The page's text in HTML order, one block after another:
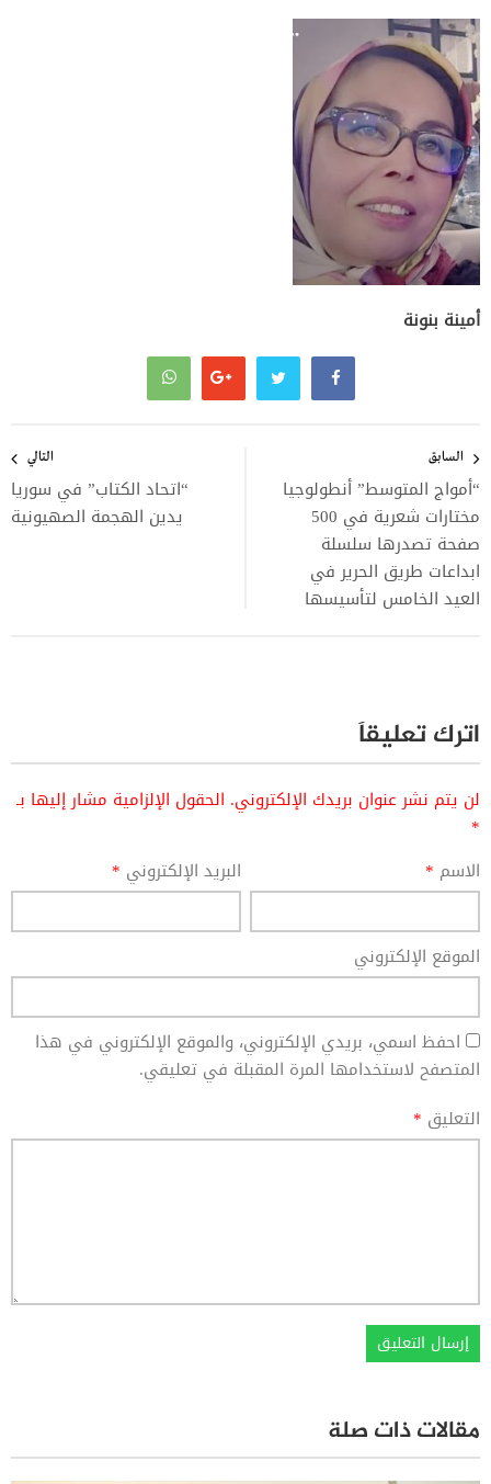
أمينة بنونة
المقالات
السابق
“أمواج المتوسط” أنطولوجيا
مختارات شعرية في 500
صفحة تصدرها سلسلة
ابداعات طريق الحرير في
العيد الخامس لتأسيسها
التالي
“اتحاد الكتاب” في سوريا
يدين الهجمة الصهيونية
اترك تعليقاً
لن يتم نشر عنوان بريدك الإلكتروني. الحقول الإلزامية مشار إليها بـ
*
الاسم * البريد الإلكتروني *
الموقع الإلكتروني
احفظ اسمي، بريدي الإلكتروني، والموقع الإلكتروني في هذا
المتصفح لاستخدامها المرة المقبلة في تعليقي.
التعليق *
مقالات ذات صلة